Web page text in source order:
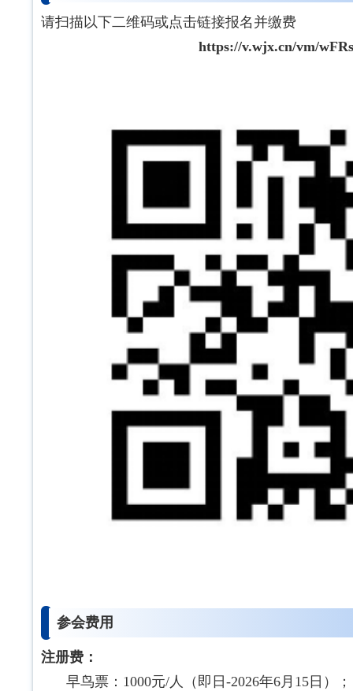
请扫描以下二维码或点击链接报名并缴费
https://v.wjx.cn/vm/
参会费用
注册费：
早鸟票：1000元/人（即日-2026年6月15日）；